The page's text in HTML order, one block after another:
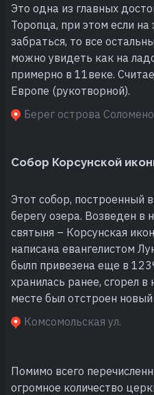
Это одна из главных
Торопца, при этом если
забраться, то все
можно увидеть как на
примерно в 11веке.
Европе (рукотворной).
Берег острова Соломено
Собор Корсунской
Этот собор, построенный
берегу озера. Возведен в
святыня – Корсунская
написана евангелистом
былп привезена еще в
хранилась ранее, сгорел
месте был отстроен новый
Комсомольская ул.
Помимо всего
огромное количество